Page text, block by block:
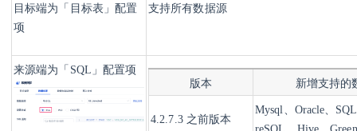
目标端为「目标表」配置
项
支持所有数据源
来源端为「SQL」配置项
版本 新增支持的
4.2.7.3 之前版本
Mysql、Oracle、